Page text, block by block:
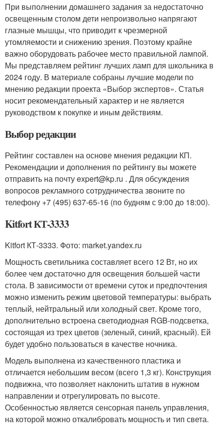
При выполнении домашнего задания за недостаточно
освещенным столом дети непроизвольно напрягают
глазные мышцы, что приводит к чрезмерной
утомляемости и снижению зрения. Поэтому крайне
важно оборудовать рабочее место правильной лампой.
Мы представляем рейтинг лучших ламп для школьника в
2024 году. В материале собраны лучшие модели по
мнению редакции проекта «Выбор экспертов». Статья
носит рекомендательный характер и не является
руководством к покупке и иным действиям.
Выбор редакции
Рейтинг составлен на основе мнения редакции КП.
Рекомендации и дополнения по рейтингу вы можете
отправить на почту expert@kp.ru . Для обсуждения
вопросов рекламного сотрудничества звоните по
телефону +7 (495) 637-65-16 (по будням с 9:00 до 18:00).
Kitfort КТ-3333
Kitfort КТ-3333. Фото: market.yandex.ru
Мощность светильника составляет всего 12 Вт, но их
более чем достаточно для освещения большей части
стола. В зависимости от времени суток и предпочтения
можно изменить режим цветовой температуры: выбрать
теплый, нейтральный или холодный свет. Кроме того,
дополнительно встроена светодиодная RGB-подсветка,
состоящая из трех цветов (зеленый, синий, красный). Ей
будет удобно пользоваться в качестве ночника.
Модель выполнена из качественного пластика и
отличается небольшим весом (всего 1,3 кг). Конструкция
подвижна, что позволяет наклонить штатив в нужном
направлении и отрегулировать по высоте.
Особенностью является сенсорная панель управления,
на которой можно откалибровать мощность и тип света.